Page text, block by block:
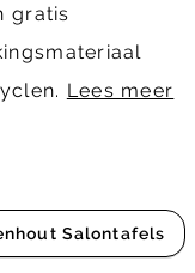
Salontafels
gratis
Lees meer